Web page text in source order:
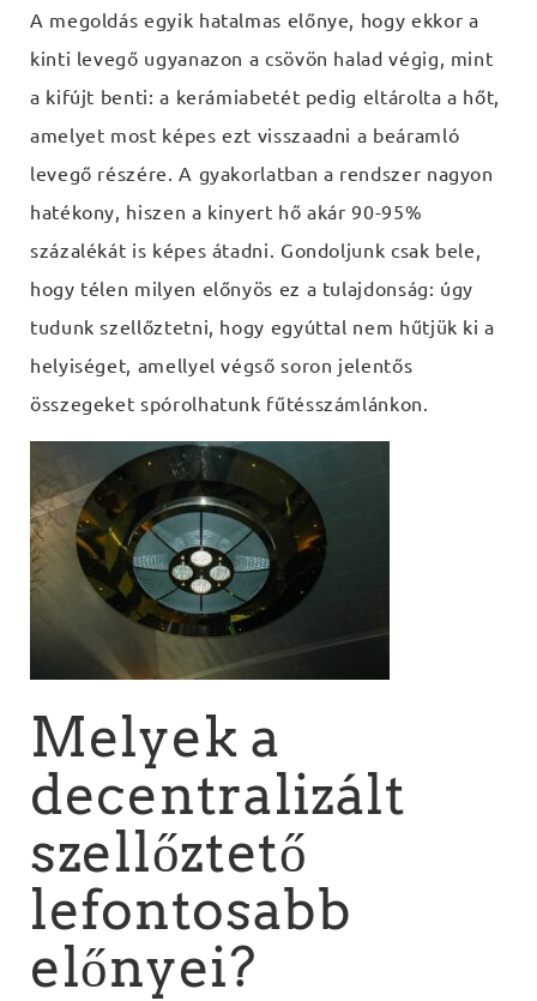
A megoldás egyik hatalmas előnye, hogy ekkor a
kinti levegő ugyanazon a csövön halad végig, mint
a kifújt benti: a kerámiabetét pedig eltárolta a hőt,
amelyet most képes ezt visszaadni a beáramló
levegő részére. A gyakorlatban a rendszer nagyon
hatékony, hiszen a kinyert hő akár 90-95%
százalékát is képes átadni. Gondoljunk csak bele,
hogy télen milyen előnyös ez a tulajdonság: úgy
tudunk szellőztetni, hogy egyúttal nem hűtjük ki a
helyiséget, amellyel végső soron jelentős
összegeket spórolhatunk fűtésszámlánkon.
Melyek a
decentralizált
szellőztető
lefontosabb
előnyei?